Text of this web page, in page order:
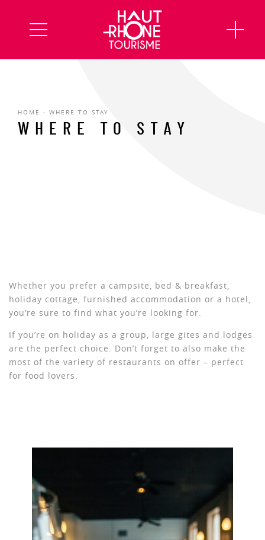
HOME - WHERE TO STAY
WHERE TO STAY
Whether you prefer a campsite, bed & breakfast,
holiday cottage, furnished accommodation or a hotel,
you’re sure to find what you’re looking for.
If you’re on holiday as a group, large gites and lodges
are the perfect choice. Don’t forget to also make the
most of the variety of restaurants on offer – perfect
for food lovers.